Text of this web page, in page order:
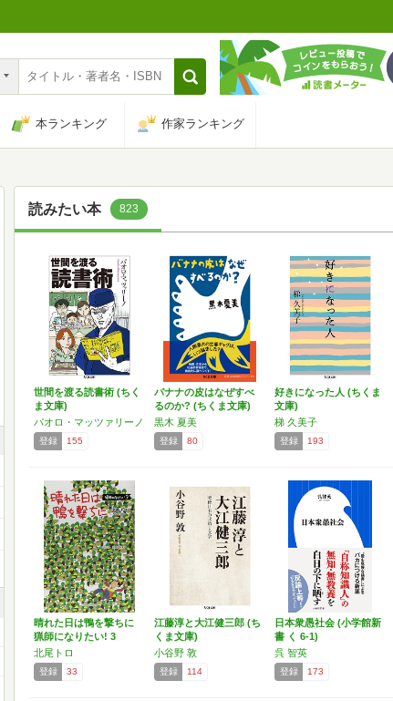
本ランキング 作家ランキング
読みたい本 823
世間を渡る読書術 (ちく
ま文庫)
パオロ・マッツァリーノ
登録 155
バナナの皮はなぜすべ
るのか? (ちくま文庫)
黒木 夏美
登録 80
好きになった人 (ちくま
文庫)
梯 久美子
登録 193
晴れた日は鴨を撃ちに
猟師になりたい! 3
北尾トロ
登録 33
江藤淳と大江健三郎 (ち
くま文庫)
小谷野 敦
登録 114
日本衆愚社会 (小学館新
書 く 6-1)
呉 智英
登録 173